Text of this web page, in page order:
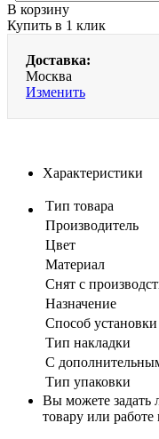
В корзину
Купить в 1 клик
Доставка:
Москва
Изменить
Характеристики
Тип товара
Производитель
Цвет
Материал
Cнят с
Назначение
Способ установки
Тип накладки
С
Тип упаковки
Вы можете задать
товару или работе